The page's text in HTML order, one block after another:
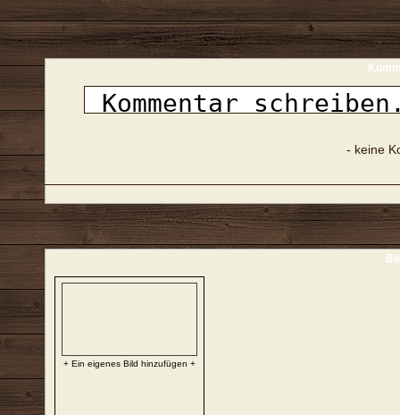
- keine
+ Ein eigenes Bild hinzufügen +